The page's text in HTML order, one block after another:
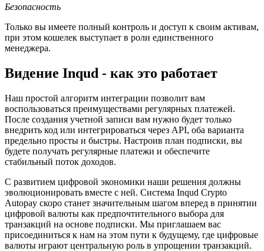
Безопасность
Только вы имеете полный контроль и доступ к своим активам,
при этом кошелек выступает в роли единственного
менеджера.
Видение Inqud - как это работает
Наш простой алгоритм интеграции позволит вам
воспользоваться преимуществами регулярных платежей.
После создания учетной записи вам нужно будет только
внедрить код или интегрироваться через API, оба варианта
предельно просты и быстры. Настроив план подписки, вы
будете получать регулярные платежи и обеспечите
стабильный поток доходов.
С развитием цифровой экономики наши решения должны
эволюционировать вместе с ней. Система Inqud Crypto
Autopay скоро станет значительным шагом вперед в принятии
цифровой валюты как предпочтительного выбора для
транзакций на основе подписки. Мы приглашаем вас
присоединиться к нам на этом пути к будущему, где цифровые
валюты играют центральную роль в упрощении транзакций.